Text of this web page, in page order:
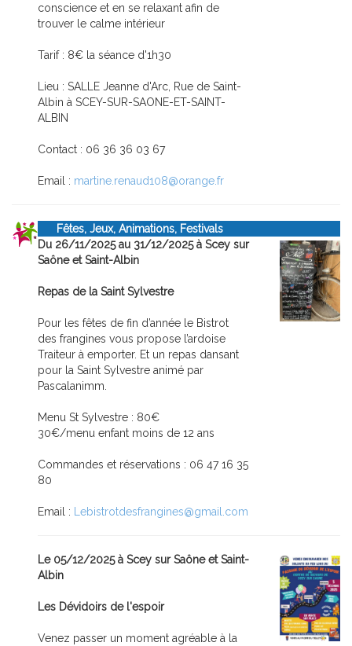
conscience et en se relaxant afin de
trouver le calme intérieur
Tarif : 8€ la séance d'1h30
Lieu : SALLE Jeanne d'Arc, Rue de Saint-
Albin à SCEY-SUR-SAONE-ET-SAINT-
ALBIN
Contact : 06 36 36 03 67
Email : martine.renaud108@orange.fr
Fêtes, Jeux, Animations, Festivals
Du 26/11/2025 au 31/12/2025 à Scey sur
Saône et Saint-Albin
Repas de la Saint Sylvestre
Pour les fêtes de fin d’année le Bistrot
des frangines vous propose l’ardoise
Traiteur à emporter. Et un repas dansant
pour la Saint Sylvestre animé par
Pascalanimm.
Menu St Sylvestre : 80€
30€/menu enfant moins de 12 ans
Commandes et réservations : 06 47 16 35
80
Email : Lebistrotdesfrangines@gmail.com
Le 05/12/2025 à Scey sur Saône et Saint-
Albin
Les Dévidoirs de l'espoir
Venez passer un moment agréable à la